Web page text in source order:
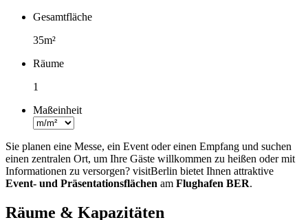
Fakten
Gesamtfläche
35m²
Räume
1
Maßeinheit
Sie planen eine Messe, ein Event oder einen Empfang und suchen
einen zentralen Ort, um Ihre Gäste willkommen zu heißen oder mit
Informationen zu versorgen? visitBerlin bietet Ihnen attraktive
Event- und Präsentationsflächen am Flughafen BER.
Räume & Kapazitäten